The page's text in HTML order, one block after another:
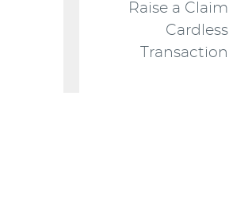
Raise a Claim
Cardless
Transaction